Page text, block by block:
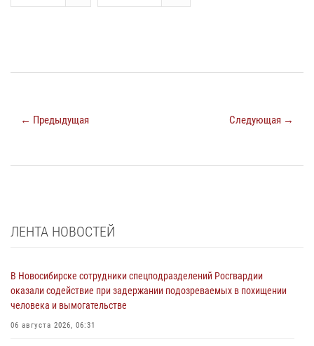
← Предыдущая Следующая →
ЛЕНТА НОВОСТЕЙ
В Новосибирске сотрудники спецподразделений Росгвардии
оказали содействие при задержании подозреваемых в похищении
человека и вымогательстве
06 августа 2026, 06:31